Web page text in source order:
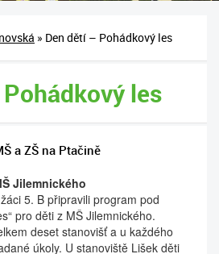
» Den dětí – Pohádkový les
les
a ZŠ na Ptačině
Jilemnického
5. B připravili program pod
pro děti z MŠ Jilemnického.
deset stanovišť a u každého
úkoly. U stanoviště Lišek děti